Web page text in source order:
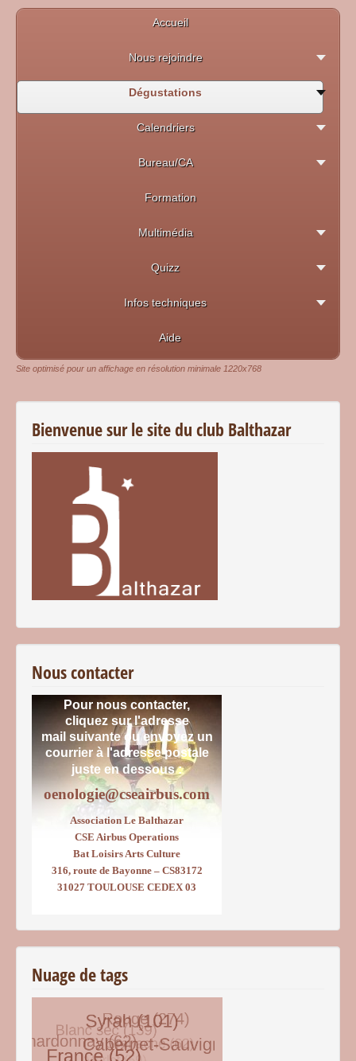
Accueil
Nous rejoindre
Dégustations
Calendriers
Bureau/CA
Formation
Multimédia
Quizz
Infos techniques
Aide
Site optimisé pour un affichage en résolution minimale 1220x768
Bienvenue sur le site du club Balthazar
Nous contacter
Pour nous contacter,
cliquez sur l'adresse
mail suivante ou envoyez un
courrierà l'adresse postale
juste en dessous :
oenologie@cseairbus.com
Association Le Balthazar
CSE Airbus Operations
Bat Loisirs Arts Culture
316, route de Bayonne – CS83172
31027 TOULOUSE CEDEX 03
Nuage de tags